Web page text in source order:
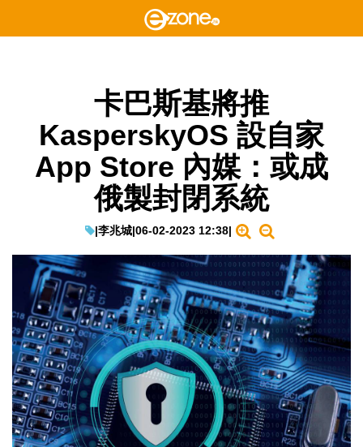
卡巴斯基將推
KasperskyOS 設自家
App Store 內媒：或成
俄製封閉系統
|李兆城|06-02-2023 12:38|